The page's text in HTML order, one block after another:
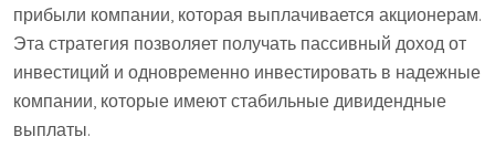
прибыли компании, которая выплачивается акционерам.
Эта стратегия позволяет получать пассивный доход от
инвестиций и одновременно инвестировать в надежные
компании, которые имеют стабильные дивидендные
выплаты.